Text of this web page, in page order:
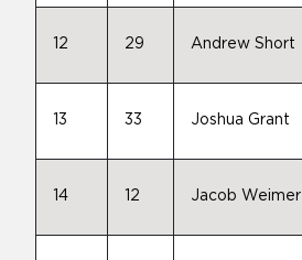
12 29 Andrew Short
13 33 Joshua Grant
14 12 Jacob Weimer